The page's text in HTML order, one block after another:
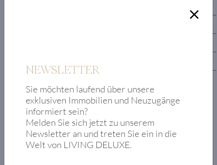
Foyer
Diele mit
Garderobe
Sportgarderobe
Master-Bereich
NEWSLETTER
Sie möchten laufend über unsere
exklusiven Immobilien und Neuzugänge
informiert sein?
Melden Sie sich jetzt zu unserem
Newsletter an und treten Sie ein in die
Welt von LIVING DELUXE.